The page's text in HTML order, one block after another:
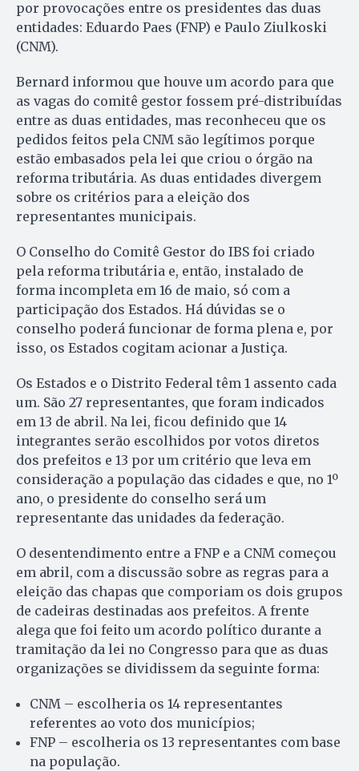
por provocações entre os presidentes das duas
entidades: Eduardo Paes (FNP) e Paulo Ziulkoski
(CNM).
Bernard informou que houve um acordo para que
as vagas do comitê gestor fossem pré-distribuídas
entre as duas entidades, mas reconheceu que os
pedidos feitos pela CNM são legítimos porque
estão embasados pela lei que criou o órgão na
reforma tributária. As duas entidades divergem
sobre os critérios para a eleição dos
representantes municipais.
O Conselho do Comitê Gestor do IBS foi criado
pela reforma tributária e, então, instalado de
forma incompleta em 16 de maio, só com a
participação dos Estados. Há dúvidas se o
conselho poderá funcionar de forma plena e, por
isso, os Estados cogitam acionar a Justiça.
Os Estados e o Distrito Federal têm 1 assento cada
um. São 27 representantes, que foram indicados
em 13 de abril. Na lei, ficou definido que 14
integrantes serão escolhidos por votos diretos
dos prefeitos e 13 por um critério que leva em
consideração a população das cidades e que, no 1º
ano, o presidente do conselho será um
representante das unidades da federação.
O desentendimento entre a FNP e a CNM começou
em abril, com a discussão sobre as regras para a
eleição das chapas que comporiam os dois grupos
de cadeiras destinadas aos prefeitos. A frente
alega que foi feito um acordo político durante a
tramitação da lei no Congresso para que as duas
organizações se dividissem da seguinte forma:
CNM – escolheria os 14 representantes
referentes ao voto dos municípios;
FNP – escolheria os 13 representantes com base
na população.